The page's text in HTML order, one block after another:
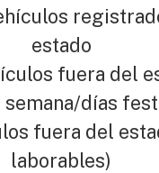
estado
fuera del
semana/días
fuera del
laborables)